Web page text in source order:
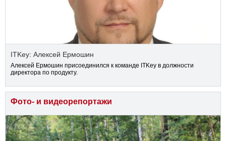
ITKey: Алексей Ермошин
Алексей Ермошин присоединился к команде ITKey в должности
директора по продукту.
Фото- и видеорепортажи